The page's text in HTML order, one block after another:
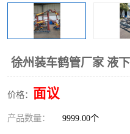
徐州装车鹤管厂家 液
价格： 面议
产品数量： 9999.00个